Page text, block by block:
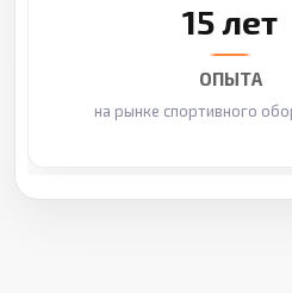
15 лет
ОПЫТА
на рынке спортивного